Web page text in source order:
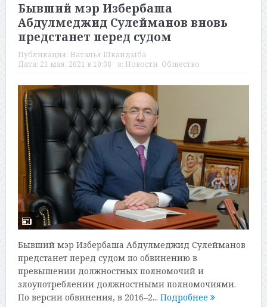
Бывший мэр Избербаша
Абдулмеджид Сулейманов вновь
предстанет перед судом
Публикация: Наталья Шкандыба
Дата: 21 мая, 2021 в 10:38 в: Новости, Общество
Бывший мэр Избербаша Абдулмеджид Сулейманов
предстанет перед судом по обвинению в
превышении должностных полномочий и
злоупотреблении должностными полномочиями.
По версии обвинения, в 2016–2... Подробнее